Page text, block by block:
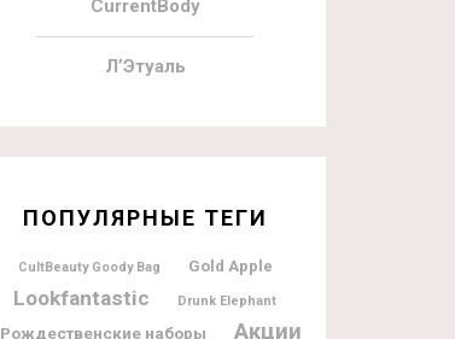
CurrentBody
Л’Этуаль
ПОПУЛЯРНЫЕ ТЕГИ
CultBeauty Goody Bag Gold Apple
Lookfantastic Drunk Elephant
Рождественские наборы
Акции